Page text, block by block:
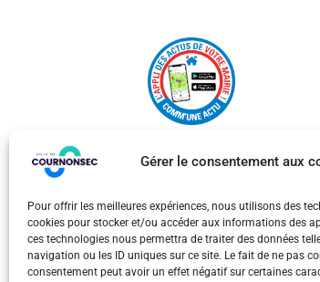
Gérer le consentement aux
Pour offrir les meilleures expériences, nous utilisons des
cookies pour stocker et/ou accéder aux informations des
ces technologies nous permettra de traiter des données
navigation ou les ID uniques sur ce site. Le fait de ne pas
consentement peut avoir un effet négatif sur certaines